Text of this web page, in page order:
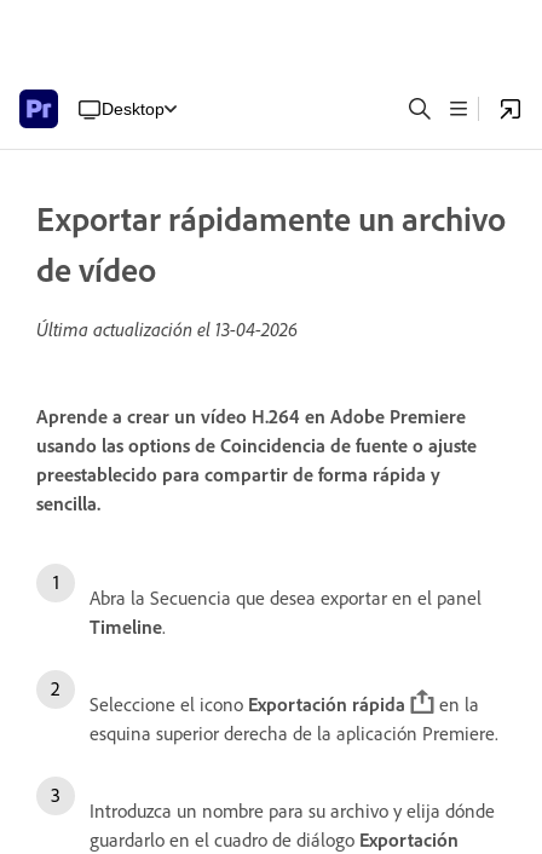
Desktop
Exportar rápidamente un archivo
de vídeo
Última actualización el 13-04-2026
Aprende a crear un vídeo H.264 en Adobe Premiere
usando las options de Coincidencia de fuente o ajuste
preestablecido para compartir de forma rápida y
sencilla.
Abra la Secuencia que desea exportar en el panel
Timeline.
Seleccione el icono Exportación rápida
en la
esquina superior derecha de la aplicación Premiere.
Introduzca un nombre para su archivo y elija dónde
guardarlo en el cuadro de diálogo Exportación